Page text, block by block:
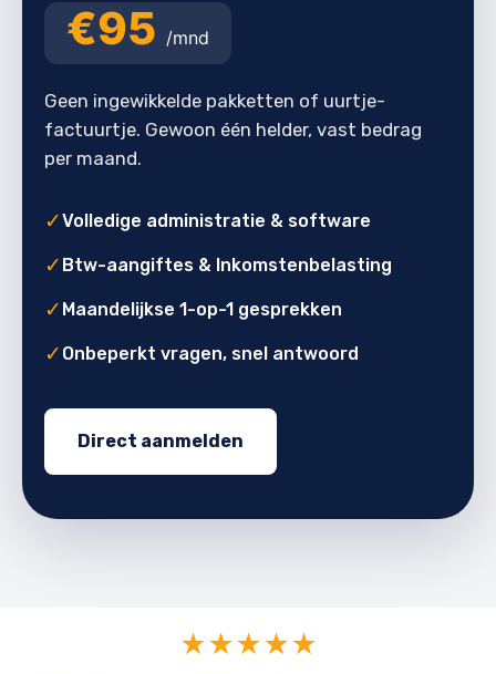
€95 /mnd
Geen ingewikkelde pakketten of uurtje-
factuurtje. Gewoon één helder, vast bedrag
per maand.
✓Volledige administratie & software
✓ Btw-aangiftes & Inkomstenbelasting
✓ Maandelijkse 1-op-1 gesprekken
✓ Onbeperkt vragen, snel antwoord
Direct aanmelden
★★★★★